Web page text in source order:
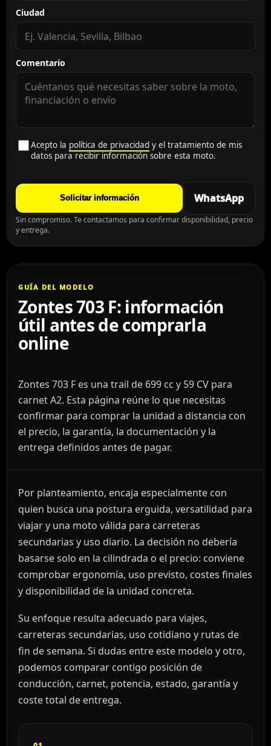
Ciudad
Comentario
Acepto la política de privacidad y el tratamiento de mis
datos para recibir información sobre esta moto.
Solicitar información WhatsApp
Sin compromiso. Te contactamos para confirmar disponibilidad, precio
y entrega.
GUÍA DEL MODELO
Zontes 703 F: información
útil antes de comprarla
online
Zontes 703 F es una trail de 699 cc y 59 CV para
carnet A2. Esta página reúne lo que necesitas
confirmar para comprar la unidad a distancia con
el precio, la garantía, la documentación y la
entrega definidos antes de pagar.
Por planteamiento, encaja especialmente con
quien busca una postura erguida, versatilidad para
viajar y una moto válida para carreteras
secundarias y uso diario. La decisión no debería
basarse solo en la cilindrada o el precio: conviene
comprobar ergonomía, uso previsto, costes finales
y disponibilidad de la unidad concreta.
Su enfoque resulta adecuado para viajes,
carreteras secundarias, uso cotidiano y rutas de
fin de semana. Si dudas entre este modelo y otro,
podemos comparar contigo posición de
conducción, carnet, potencia, estado, garantía y
coste total de entrega.